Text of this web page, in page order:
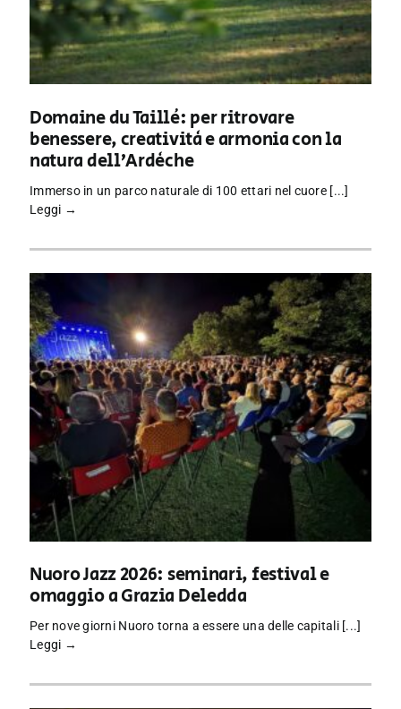
Domaine du Taillé: per ritrovare
benessere, creatività e armonia con la
natura dell’Ardèche
Immerso in un parco naturale di 100 ettari nel cuore [...]
Leggi →
Nuoro Jazz 2026: seminari, festival e
omaggio a Grazia Deledda
Per nove giorni Nuoro torna a essere una delle capitali [...]
Leggi →